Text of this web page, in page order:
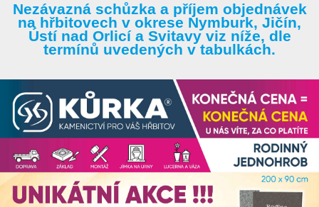
Nezávazná schůzka a příjem objednávek
na hřbitovech v okrese Nymburk, Jičín,
Ústí nad Orlicí a Svitavy viz níže, dle
termínů uvedených v tabulkách.